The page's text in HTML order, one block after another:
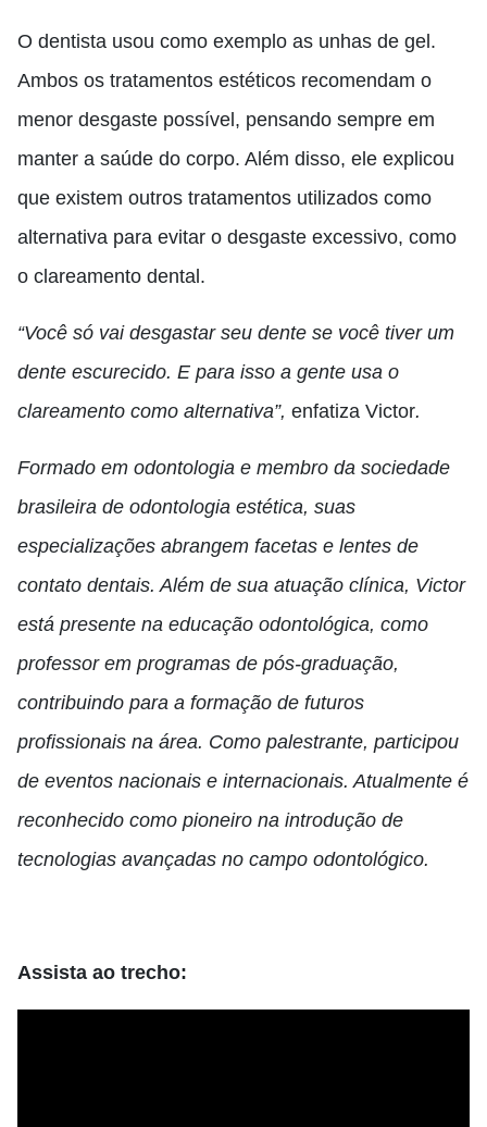
O dentista usou como exemplo as unhas de gel.
Ambos os tratamentos estéticos recomendam o
menor desgaste possível, pensando sempre em
manter a saúde do corpo. Além disso, ele explicou
que existem outros tratamentos utilizados como
alternativa para evitar o desgaste excessivo, como
o clareamento dental.
“Você só vai desgastar seu dente se você tiver um
dente escurecido. E para isso a gente usa o
clareamento como alternativa”, enfatiza Victor.
Formado em odontologia e membro da sociedade
brasileira de odontologia estética, suas
especializações abrangem facetas e lentes de
contato dentais. Além de sua atuação clínica, Victor
está presente na educação odontológica, como
professor em programas de pós-graduação,
contribuindo para a formação de futuros
profissionais na área. Como palestrante, participou
de eventos nacionais e internacionais. Atualmente é
reconhecido como pioneiro na introdução de
tecnologias avançadas no campo odontológico.
Assista ao trecho: